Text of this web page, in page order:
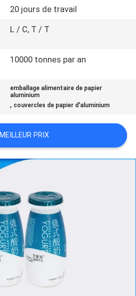
20 jours de travail
L / C, T / T
10000 tonnes par an
emballage alimentaire de papier
aluminium
, couvercles de papier d'aluminium
MEILLEUR PRIX